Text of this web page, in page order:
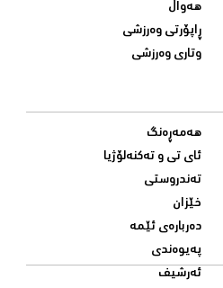
هەواڵ
ڕاپۆرتی وەرزشی
وتاری وەرزشی
هەمەڕەنگ
ئای تی و تەکنەلۆژیا
تەندروستی
خێزان
دەربارەی ئێمە
پەیوەندی
ئەرشیف